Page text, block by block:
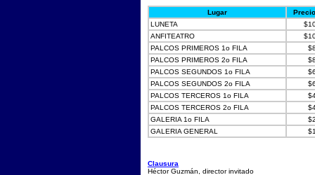
Lugar
Precio
LUNETA
ANFITEATRO
PALCOS PRIMEROS 1o FILA
PALCOS PRIMEROS 2o FILA
PALCOS SEGUNDOS 1o FILA
PALCOS SEGUNDOS 2o FILA
PALCOS TERCEROS 1o FILA
PALCOS TERCEROS 2o FILA
GALERIA 1o FILA
GALERIA GENERAL
Clausura
Héctor Guzmán, director invitado